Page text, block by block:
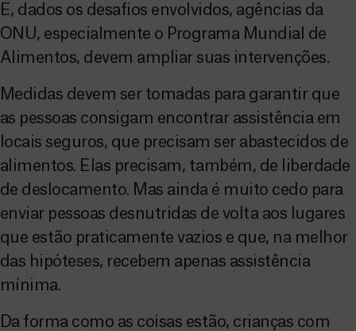
E, dados os desafios envolvidos, agências da
ONU, especialmente o Programa Mundial de
Alimentos, devem ampliar suas intervenções.
Medidas devem ser tomadas para garantir que
as pessoas consigam encontrar assistência em
locais seguros, que precisam ser abastecidos de
alimentos. Elas precisam, também, de liberdade
de deslocamento. Mas ainda é muito cedo para
enviar pessoas desnutridas de volta aos lugares
que estão praticamente vazios e que, na melhor
das hipóteses, recebem apenas assistência
mínima.
Da forma como as coisas estão, crianças com